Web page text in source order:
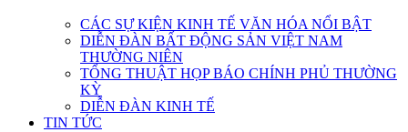
CÁC SỰ KIỆN KINH TẾ VĂN HÓA NỔI BẬT
DIỄN ĐÀN BẤT ĐỘNG SẢN VIỆT NAM
THƯỜNG NIÊN
TỔNG THUẬT HỌP BÁO CHÍNH PHỦ THƯỜNG
KỲ
DIỄN ĐÀN KINH TẾ
TIN TỨC